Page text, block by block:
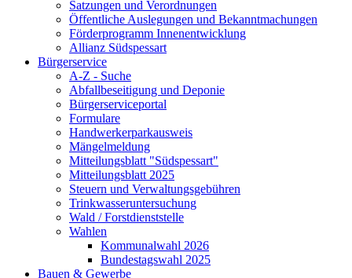
Satzungen und Verordnungen
Öffentliche Auslegungen und Bekanntmachungen
Förderprogramm Innenentwicklung
Allianz Südspessart
Bürgerservice
A-Z - Suche
Abfallbeseitigung und Deponie
Bürgerserviceportal
Formulare
Handwerkerparkausweis
Mängelmeldung
Mitteilungsblatt "Südspessart"
Mitteilungsblatt 2025
Steuern und Verwaltungsgebühren
Trinkwasseruntersuchung
Wald / Forstdienststelle
Wahlen
Kommunalwahl 2026
Bundestagswahl 2025
Bauen & Gewerbe